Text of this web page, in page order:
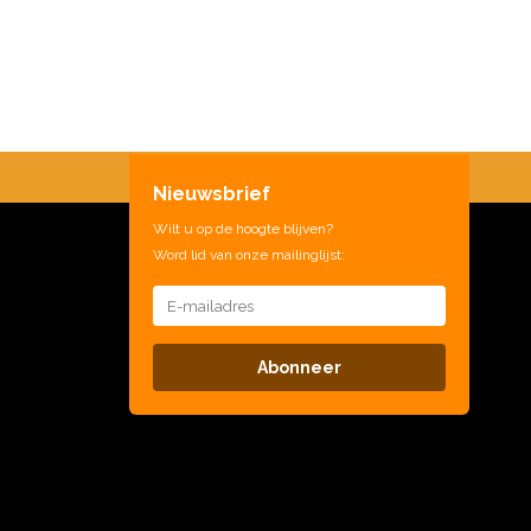
Nieuwsbrief
Wilt u op de hoogte blijven?
Word lid van onze mailinglijst:
Abonneer